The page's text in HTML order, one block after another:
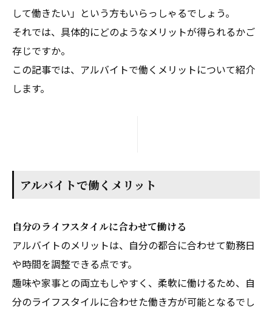
して働きたい」という方もいらっしゃるでしょう。
それでは、具体的にどのようなメリットが得られるかご
存じですか。
この記事では、アルバイトで働くメリットについて紹介
します。
アルバイトで働くメリット
自分のライフスタイルに合わせて働ける
アルバイトのメリットは、自分の都合に合わせて勤務日
や時間を調整できる点です。
趣味や家事との両立もしやすく、柔軟に働けるため、自
分のライフスタイルに合わせた働き方が可能となるでし